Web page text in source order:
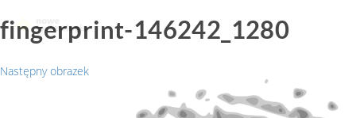
Następny obrazek
fingerprint-146242_1280